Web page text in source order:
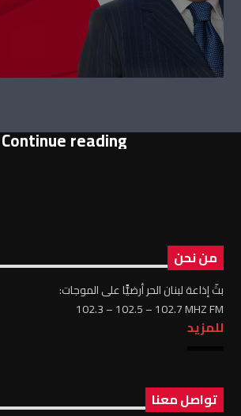
Continue reading
من نحن
بثّ إذاعة لبنان الحر أرضيًّا على الموجات:
102.3 – 102.5 – 102.7 MHZ FM
للمزيد
تواصل معنا